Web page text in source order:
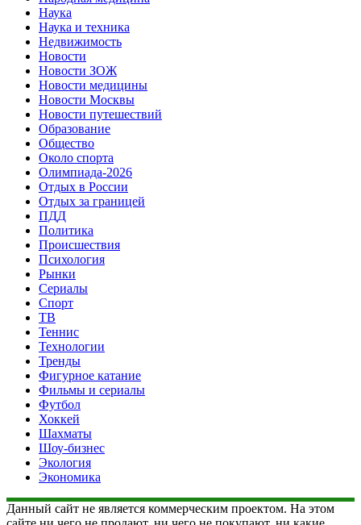
Наука
Наука и техника
Недвижимость
Новости
Новости ЗОЖ
Новости медицины
Новости Москвы
Новости путешествий
Образование
Общество
Около спорта
Олимпиада-2026
Отдых в России
Отдых за границей
ПДД
Политика
Происшествия
Психология
Рынки
Сериалы
Спорт
ТВ
Теннис
Технологии
Тренды
Фигурное катание
Фильмы и сериалы
Футбол
Хоккей
Шахматы
Шоу-бизнес
Экология
Экономика
Данный сайт не является коммерческим проектом. На этом